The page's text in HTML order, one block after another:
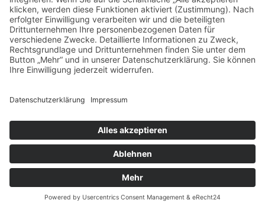
Suchen
Datenschutzerklärung
Cookie-Einstellungen
© 2022 ATSV 1871 Kelheim e.V. – All rights reserved.